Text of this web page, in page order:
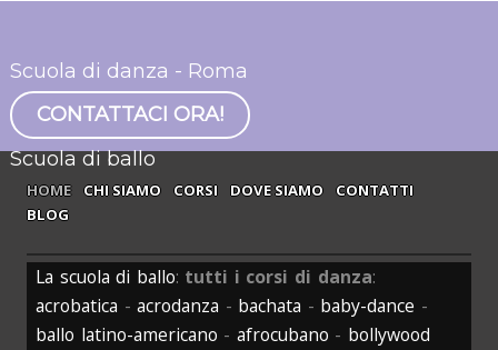
Scuola di danza - Roma
CONTATTACI ORA!
Scuola di ballo
HOME CHI SIAMO CORSI DOVE SIAMO
CONTATTI
BLOG
La scuola di ballo: tutti i corsi di danza:
acrobatica -acrodanza - bachata - baby-dance -
ballo latino-americano - afrocubano - bollywood